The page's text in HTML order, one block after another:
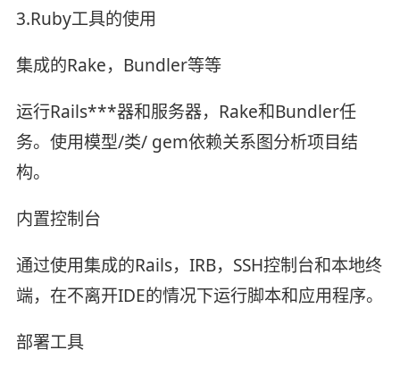
3.Ruby工具的使用
集成的Rake，Bundler等等
运行Rails***器和服务器，Rake和Bundler任
务。使用模型/类/ gem依赖关系图分析项目结
构。
内置控制台
通过使用集成的Rails，IRB，SSH控制台和本地终
端，在不离开IDE的情况下运行脚本和应用程序。
部署工具